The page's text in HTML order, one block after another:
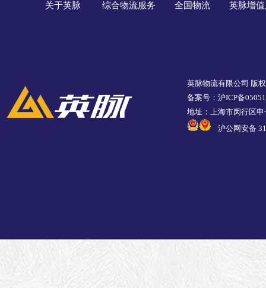
关于英脉 综合物流服务 全国物流 英脉增
英脉物流有限公司 版
备案号：沪ICP备
地址：上海市闵行区
沪公网安备